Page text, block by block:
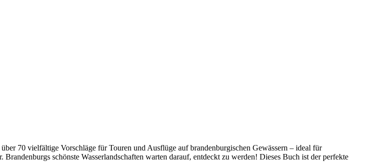
70 vielfältige Vorschläge für Touren und Ausflüge auf brandenburgischen Gewässern – ideal für
schönste Wasserlandschaften warten darauf, entdeckt zu werden! Dieses Buch ist der perfekte